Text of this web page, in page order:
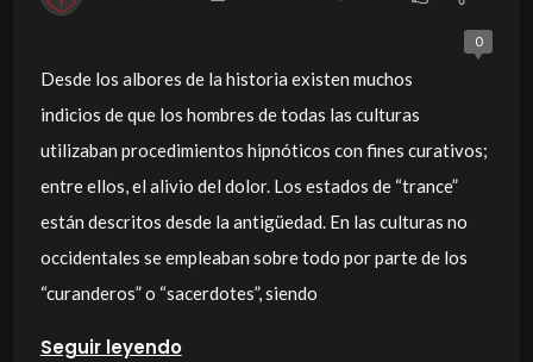
0
Desde los albores de la historia existen muchos
indicios de que los hombres de todas las culturas
utilizaban procedimientos hipnóticos con fines curativos;
entre ellos, el alivio del dolor. Los estados de “trance”
están descritos desde la antigüedad. En las culturas no
occidentales se empleaban sobre todo por parte de los
“curanderos” o “sacerdotes”, siendo
Seguir leyendo